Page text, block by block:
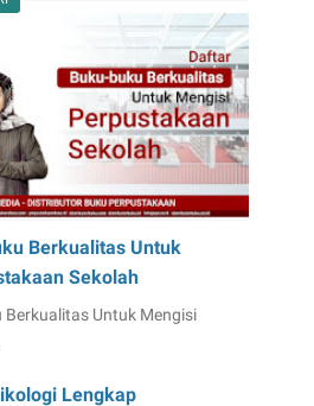
Berkualitas Untuk
Sekolah
Berkualitas Untuk Mengisi
Lengkap